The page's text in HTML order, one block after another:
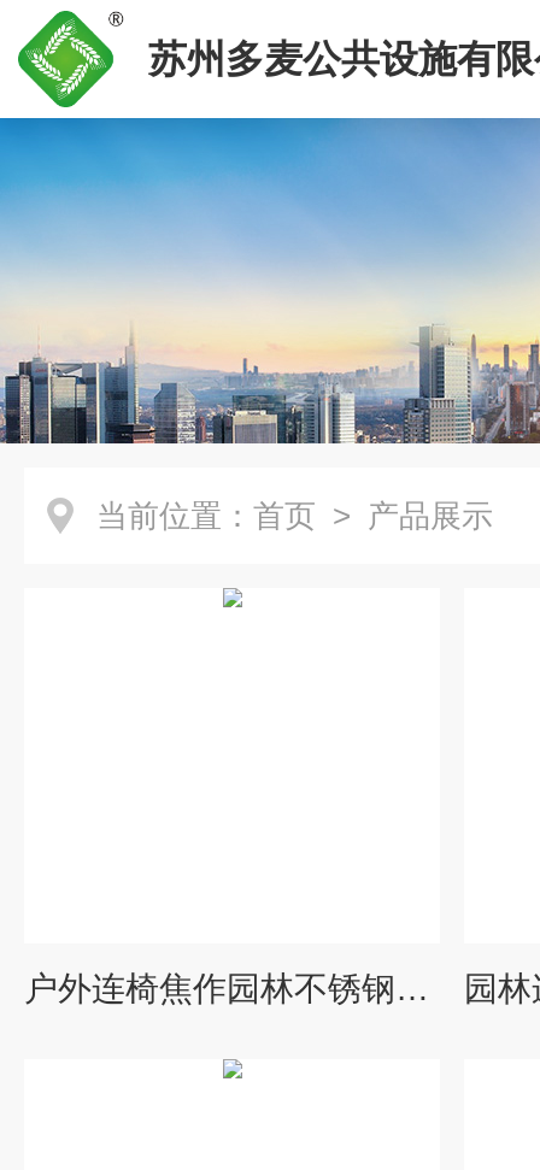
苏州多麦公共设施有
当前位置： 首页 > 产品展示
户外连椅焦作园林不锈钢公园椅 户外实木座椅价格 园林桌椅